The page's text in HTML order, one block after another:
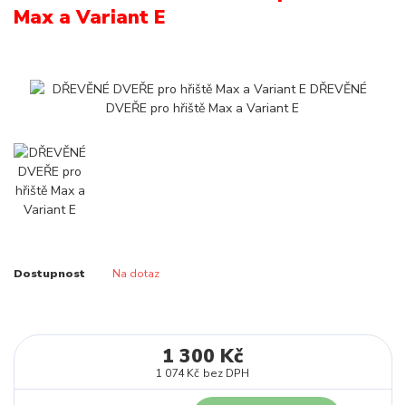
Max a Variant E
Dostupnost Na dotaz
1 300 Kč
1 074 Kč bez DPH